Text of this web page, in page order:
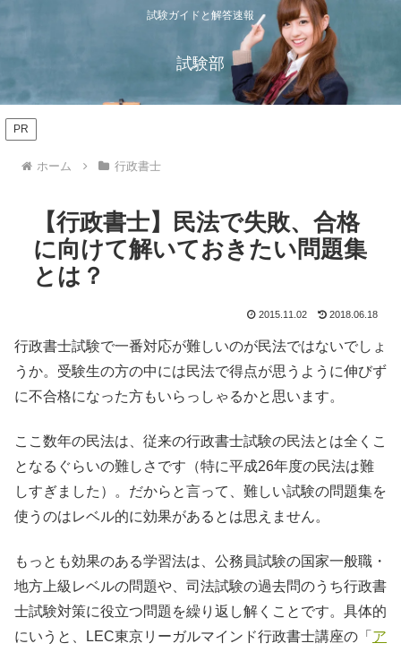
試験ガイドと解答速報
試験部
PR
ホーム 行政書士
【行政書士】民法で失敗、合格
に向けて解いておきたい問題集
とは？
2015.11.02 2018.06.18
行政書士試験で一番対応が難しいのが民法ではないでしょ
うか。受験生の方の中には民法で得点が思うように伸びず
に不合格になった方もいらっしゃるかと思います。
ここ数年の民法は、従来の行政書士試験の民法とは全くこ
となるぐらいの難しさです（特に平成26年度の民法は難
しすぎました）。だからと言って、難しい試験の問題集を
使うのはレベル的に効果があるとは思えません。
もっとも効果のある学習法は、公務員試験の国家一般職・
地方上級レベルの問題や、司法試験の過去問のうち行政書
士試験対策に役立つ問題を繰り返し解くことです。具体的
にいうと、LEC東京リーガルマインド行政書士講座の「 ア